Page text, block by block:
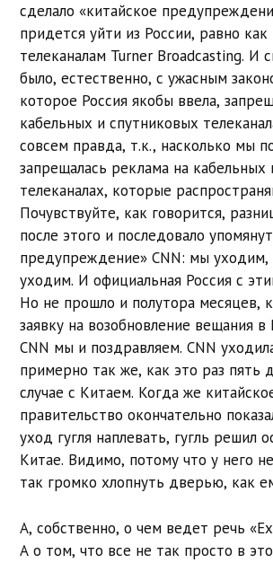
сделало «китайское
придется уйти из России, равно
телеканалам Turner Broadcasting. И
было, естественно, с ужасным
которое Россия якобы ввела,
кабельных и спутниковых
совсем правда, т.к., насколько мы
запрещалась реклама на кабельных
телеканалах, которые
Почувствуйте, как говорится,
после этого и последовало
предупреждение» CNN: мы уходим,
уходим. И официальная Россия с
Но не прошло и полутора месяцев,
заявку на возобновление вещания в
CNN мы и поздравляем. CNN
примерно так же, как это раз пять
случае с Китаем. Когда же
правительство окончательно
уход гугля наплевать, гугль решил
Китае. Видимо, потому что у него
так громко хлопнуть дверью, как
А, собственно, о чем ведет речь
А о том, что все не так просто в